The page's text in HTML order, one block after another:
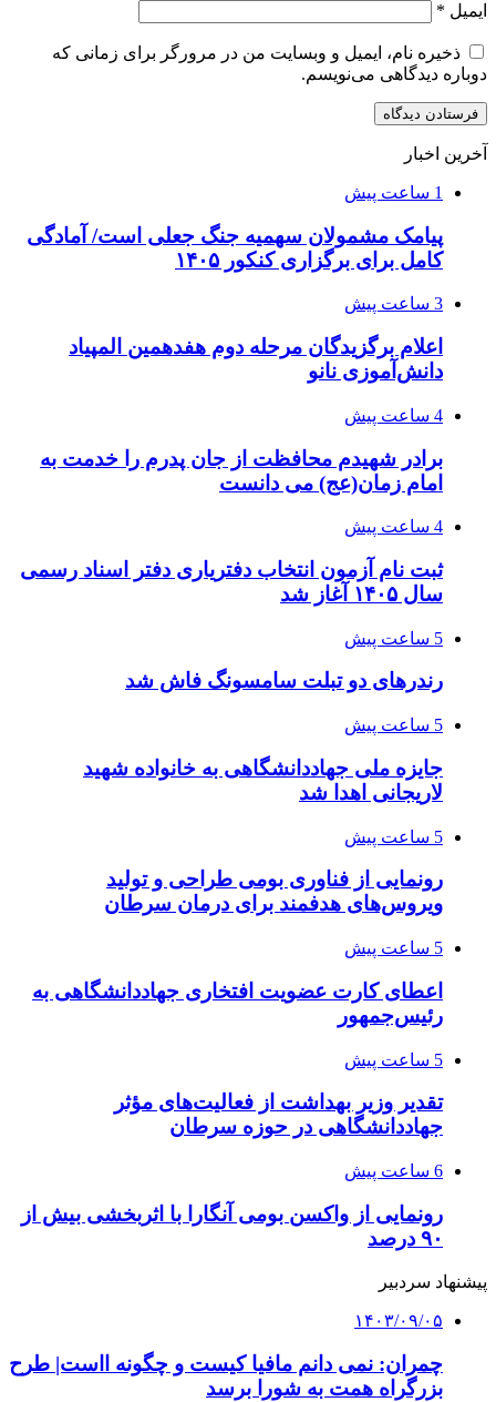
ایمیل *
ذخیره نام، ایمیل و وبسایت من در مرورگر برای زمانی که
دوباره دیدگاهی می‌نویسم.
آخرین اخبار
1 ساعت پیش
پیامک مشمولان سهمیه جنگ جعلی است/ آمادگی
کامل برای برگزاری کنکور ۱۴۰۵
3 ساعت پیش
اعلام برگزیدگان مرحله دوم هفدهمین المپیاد
دانش‌آموزی نانو
4 ساعت پیش
برادر شهیدم محافظت از جان پدرم را خدمت به
امام زمان(عج) می دانست
4 ساعت پیش
ثبت نام آزمون انتخاب دفتریاری دفتر اسناد رسمی
سال ۱۴۰۵ آغاز شد
5 ساعت پیش
رندرهای دو تبلت سامسونگ فاش شد
5 ساعت پیش
جایزه ملی جهاددانشگاهی به خانواده شهید
لاریجانی اهدا شد
5 ساعت پیش
رونمایی از فناوری بومی طراحی و تولید
ویروس‌های هدفمند برای درمان سرطان
5 ساعت پیش
اعطای کارت عضویت افتخاری جهاددانشگاهی به
رئیس‌جمهور
5 ساعت پیش
تقدیر وزیر بهداشت از فعالیت‌های مؤثر
جهاددانشگاهی در حوزه سرطان
6 ساعت پیش
رونمایی از واکسن بومی آنگارا با اثربخشی بیش از
۹۰ درصد
پیشنهاد سردبیر
۱۴۰۳/۰۹/۰۵
چمران: نمی دانم مافیا کیست و چگونه ااست| طرح
بزرگراه همت به شورا برسد